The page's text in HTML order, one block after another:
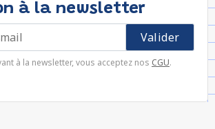
à la newsletter
à la newsletter, vous acceptez nos CGU.